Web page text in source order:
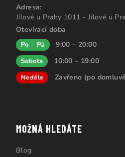
Adresa:
Jílové u Prahy 1011 - Jílové u
Otevírací doba
Po – Pá 9:00 – 20:00
Sobota 10:00 – 19:00
Neděle Zavřeno (po
MOŽNÁ HLEDÁTE
Blog